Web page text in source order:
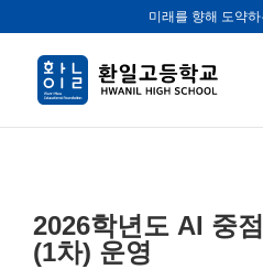
미래를 향해 도약
2026학년도 AI 중
(1차) 운영